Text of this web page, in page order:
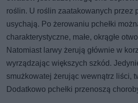
roślin. U roślin zaatakowanych przez
usychają. Po żerowaniu pchełki
charakterystyczne, małe, okrągłe
Natomiast larwy żerują głównie w
wyrządzając większych szkód.
smużkowatej żerując wewnątrz liści,
Dodatkowo pchełki przenoszą